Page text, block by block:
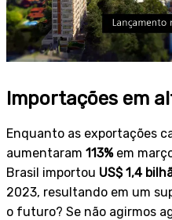
Importações em
Enquanto as exportações
aumentaram 113%em
Brasil importou US$ 1,4
2023, resultando em um
o futuro? Se não agirmos